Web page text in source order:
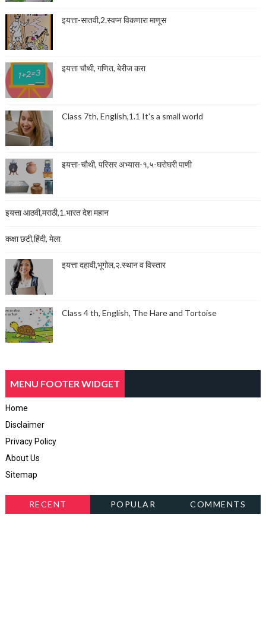
इयत्ता-सातवी,2.स्वप्न विकणारा माणूस
इयत्ता चौथी, गणित, बेरीज करा
Class 7th, English,1.1 It's a small world
इयत्ता-चौथी, परिसर अभ्यास-१,५-घरोघरी पाणी
इयत्ता आठवी,मराठी,1.भारत देश महान
कक्षा छटी,हिंदी, मेला
इयत्ता दहावी,भूगोल,२.स्थान व विस्तार
Class 4 th, English, The Hare and Tortoise
MENU FOOTER WIDGET
Home
Disclaimer
Privacy Policy
About Us
Sitemap
RECENT POPULAR COMMENTS